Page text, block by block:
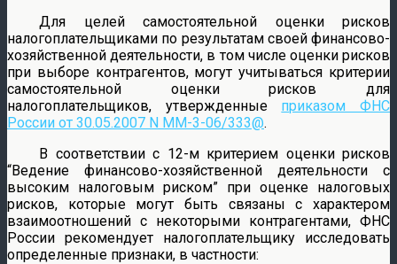
Для целей самостоятельной оценки рисков
налогоплательщиками по результатам своей финансово-
хозяйственной деятельности, в том числе оценки рисков
при выборе контрагентов, могут учитываться критерии
самостоятельной оценки рисков для
налогоплательщиков, утвержденные приказом ФНС
России от 30.05.2007 N ММ-3-06/333@.
В соответствии с 12-м критерием оценки рисков
“Ведение финансово-хозяйственной деятельности с
высоким налоговым риском” при оценке налоговых
рисков, которые могут быть связаны с характером
взаимоотношений с некоторыми контрагентами, ФНС
России рекомендует налогоплательщику исследовать
определенные признаки, в частности: